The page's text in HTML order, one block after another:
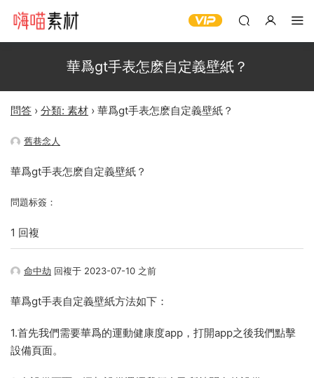
華爲gt手表怎麽自定義壁紙？
問答 › 分類: 素材 › 華爲gt手表怎麽自定義壁紙？
舊巷念人
華爲gt手表怎麽自定義壁紙？
問題标簽：
1 回複
命中劫 回複于 2023-07-10 之前
華爲gt手表自定義壁紙方法如下：
1.首先我們需要華爲的運動健康度app，打開app之後我們點擊
設備頁面。